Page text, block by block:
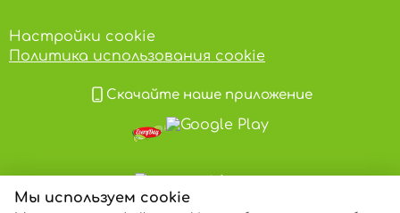
Настройки cookie
Политика использования cookie
Скачайте наше приложение
Мы используем cookie